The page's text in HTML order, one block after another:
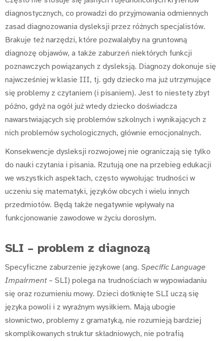
diagnostycznych, co prowadzi do przyjmowania odmiennych
zasad diagnozowania dysleksji przez różnych specjalistów.
Brakuje też narzędzi, które pozwalałyby na gruntowną
diagnozę objawów, a także zaburzeń niektórych funkcji
poznawczych powiązanych z dysleksją. Diagnozy dokonuje się
najwcześniej w klasie III, tj. gdy dziecko ma już utrzymujące
się problemy z czytaniem (i pisaniem). Jest to niestety zbyt
późno, gdyż na ogół już wtedy dziecko doświadcza
nawarstwiających się problemów szkolnych i wynikających z
nich problemów sychologicznych, głównie emocjonalnych.
Konsekwencje dysleksji rozwojowej nie ograniczają się tylko
do nauki czytania i pisania. Rzutują one na przebieg edukacji
we wszystkich aspektach, często wywołując trudności w
uczeniu się matematyki, języków obcych i wielu innych
przedmiotów. Będą także negatywnie wpływały na
funkcjonowanie zawodowe w życiu dorosłym.
SLI – problem z diagnozą
Specyficzne zaburzenie językowe (ang. Specific Language
Impairment – SLI) polega na trudnościach w wypowiadaniu
się oraz rozumieniu mowy. Dzieci dotknięte SLI uczą się
języka powoli i z wyraźnym wysiłkiem. Mają ubogie
słownictwo, problemy z gramatyką, nie rozumieją bardziej
skomplikowanych struktur składniowych, nie potrafią